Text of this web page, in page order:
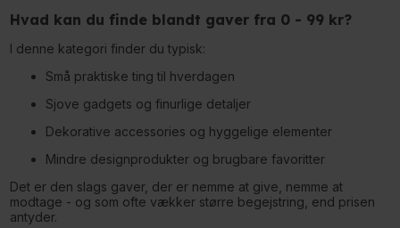
Hvad kan du finde blandt gaver fra 0 - 99 kr?
I denne kategori finder du typisk:
Små praktiske ting til hverdagen
Sjove gadgets og finurlige detaljer
Dekorative accessories og hyggelige elementer
Mindre designprodukter og brugbare favoritter
Det er den slags gaver, der er nemme at give, nemme at
modtage - og som ofte vækker større begejstring, end prisen
antyder.